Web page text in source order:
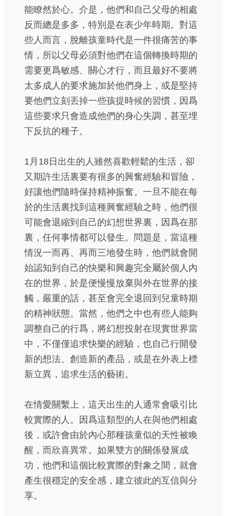
能瞭然於心。介是，他們和自己父母的相處
反而總是多多，特別是在表少年時期。對這
些人而言，脫離孩童時代是一件很痛苦的事
情，所以父母必須對他們在這個轉換時期的
需要更爲敏感、關心才行，而且最好不要將
太多成人的要求施加於他們身上，或是堅持
要他們立刻丟掉一些孩提時候的習慣，因爲
這些要求只會造成他們的身心失調，甚至埋
下反抗的種子。
1月18日出生的人雖然喜歡輕鬆的生活，卻
又期許生活裏要有很多的興奮經驗和冒險，
好讓他們隨時保持精神振奮。一旦不能在每
於的生活裏找到這種興奮經驗之時，他們很
可能會退縮到自己的幻想世界裏，因爲在那
裏，任何事情都可以發生。問題是，當這種
情況一而再、再而三地發生時，他們就會開
始認知到自己的快樂和興趣完全屬於個人內
在的世界，於是便慢慢放棄與外在世界的接
觸，嚴重的話，甚至會完全退回到兒童時期
的精神狀態。當然，他們之中也有些人能夠
調整自己的行爲，將幻想投射在現實世界當
中，不僅僅追求快樂的經驗，也自己行開發
新的想法、創造新的產品，或是在外表上標
新立異，追求生活的藝術。
在情愛關繫上，這天出生的人通常會吸引比
較實際的人。因爲這類型的人在與他們相處
後，或許會由於內心那種孩童似的天性被喚
醒，而欣喜異常。如果雙方的關係發展成
功，他們和這個比較實際的對象之間，就會
產生很穩定的安全感，建立彼此的互信與分
享。